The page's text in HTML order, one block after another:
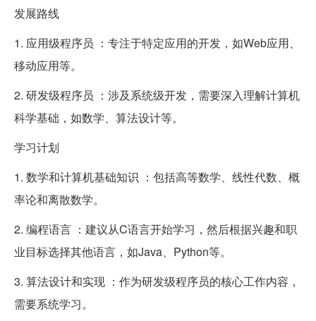
发展路线
1. 应用级程序员 ：专注于特定应用的开发，如Web应用、
移动应用等。
2. 研发级程序员 ：涉及系统级开发，需要深入理解计算机
科学基础，如数学、算法设计等。
学习计划
1. 数学和计算机基础知识 ：包括高等数学、线性代数、概
率论和离散数学。
2. 编程语言 ：建议从C语言开始学习，然后根据兴趣和职
业目标选择其他语言，如Java、Python等。
3. 算法设计和实现 ：作为研发级程序员的核心工作内容，
需要系统学习。